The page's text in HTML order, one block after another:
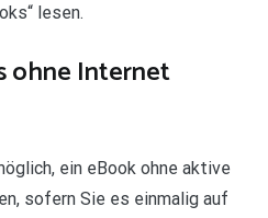
lesen.
ohne Internet
ein eBook ohne aktive
sofern Sie es einmalig auf